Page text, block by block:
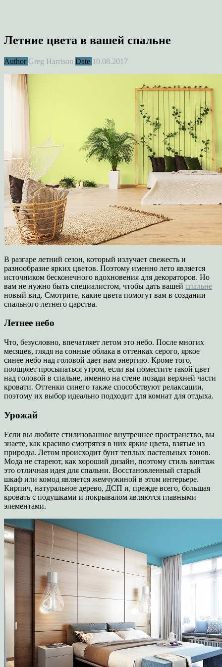
Летние цвета в вашей спальне
Author Greg Harrison Date 10.08.2017
В разгаре летний сезон, который излучает свежесть и
разнообразие ярких цветов. Поэтому именно лето является
источником бесконечного вдохновения для декораторов. Но
вам не нужно быть специалистом, чтобы дать вашей спальне
новый вид. Смотрите, какие цвета помогут вам в создании
спального летнего царства.
Летнее небо
Что, безусловно, впечатляет летом это небо. После многих
месяцев, глядя на сонные облака в оттенках серого, яркое
синее небо над головой дает нам энергию. Кроме того,
поощряет просыпаться утром, если вы поместите такой цвет
над головой в спальне, именно на стене позади верхней части
кровати. Оттенки синего также способствуют релаксации,
поэтому их выбор идеально подходит для комнат для отдыха.
Урожай
Если вы любите стилизованное внутреннее пространство, вы
знаете, как красиво смотрятся в них яркие цвета, взятые из
природы. Летом происходит бунт теплых пастельных тонов.
Мода не стареют, как хороший дизайн, поэтому стиль винтаж
это отличная идея для спальни. Восстановленный старый
шкаф или комод является жемчужиной в этом интерьере.
Кирпич, натуральное дерево, ДСП и, прежде всего, большая
кровать с подушками и покрывалом являются главными
элементами.